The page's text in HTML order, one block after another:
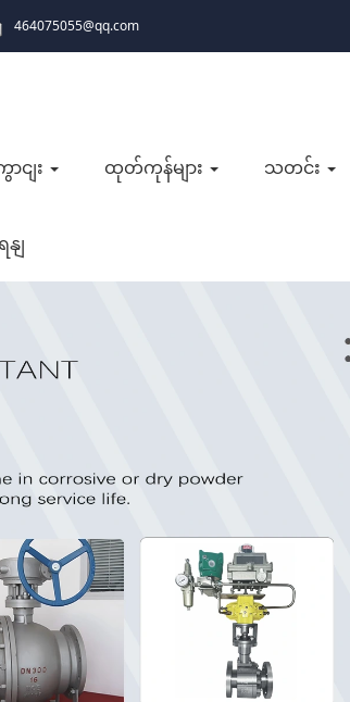
464075055@qq.com
ငျး ထုတ်ကုန်များ သတင်း
ျ